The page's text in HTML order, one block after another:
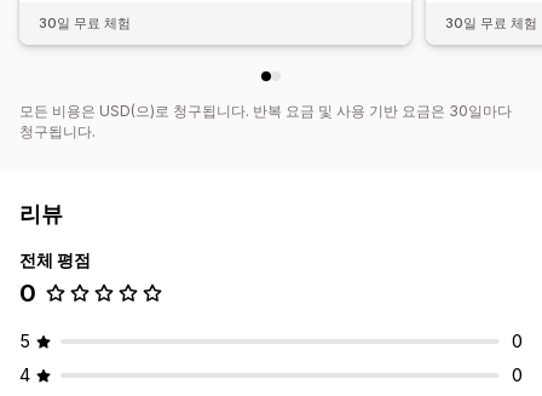
30일 무료 체험 30일 무료 체험
모든 비용은 USD(으)로 청구됩니다. 반복 요금 및 사용 기반 요금은 30일마다
청구됩니다.
리뷰
전체 평점
0
5
0
4
0